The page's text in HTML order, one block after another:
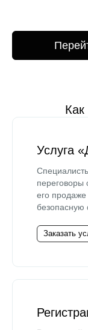
Как
Услуга
переговоры
его
безопасную
Заказать